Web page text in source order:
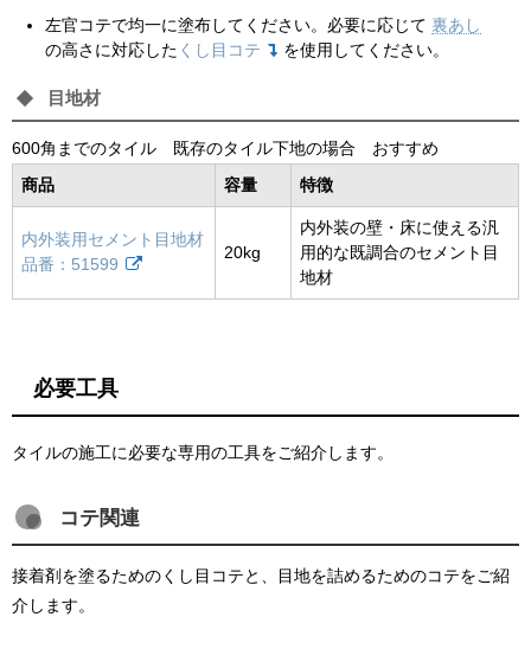
左官コテで均一に塗布してください。必要に応じて 裏あし
の高さに対応した くし目コテ を使用してください。
目地材
600角までのタイル 既存のタイル下地の場合 おすすめ
商品 容量 特徴
内外装用セメント目地材
品番：51599
20kg
内外装の壁・床に使える汎
用的な既調合のセメント目
地材
必要工具
タイルの施工に必要な専用の工具をご紹介します。
コテ関連
接着剤を塗るためのくし目コテと、目地を詰めるためのコテをご紹
介します。